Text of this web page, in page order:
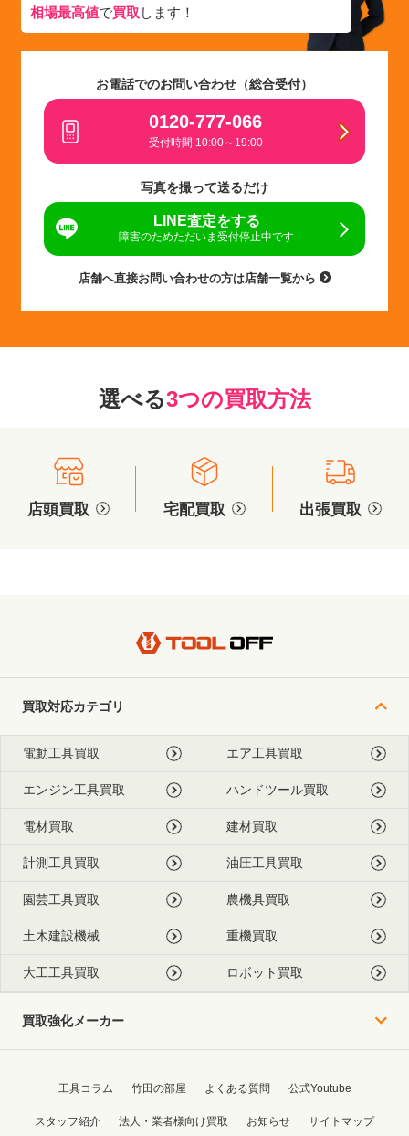
相場最高値で買取 します！
お電話でのお問い合わせ（総合受付）
0120-777-066
受付時間 10:00～19:00
写真を撮って送るだけ
LINE査定をする
障害のためただいま受付停止中です
店舗へ直接お問い合わせの方は店舗一覧から
選べる3つの買取方法
店頭買取 宅配買取 出張買取
買取対応カテゴリ
電動工具買取 エア工具買取
エンジン工具買取 ハンドツール買取
電材買取 建材買取
計測工具買取 油圧工具買取
園芸工具買取 農機具買取
土木建設機械 重機買取
大工工具買取 ロボット買取
買取強化メーカー
工具コラム 竹田の部屋 よくある質問 公式Youtube
スタッフ紹介 法人・業者様向け買取 お知らせ サイトマップ